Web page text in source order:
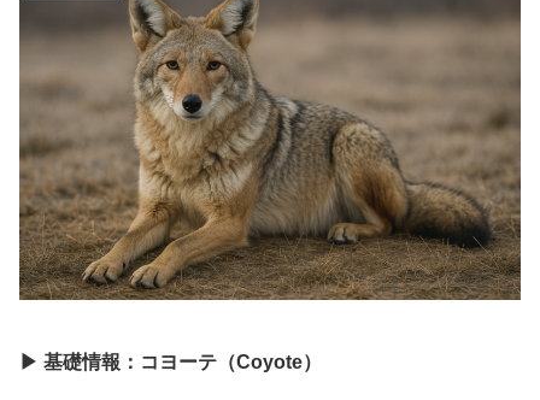
▶ 基礎情報：コヨーテ（Coyote）